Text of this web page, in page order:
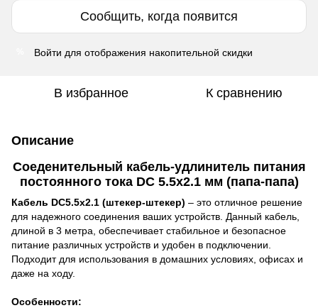
Сообщить, когда появится
Войти для отображения накопительной скидки
В избранное К сравнению
Описание
Соеденительный кабель-удлинитель питания
постоянного тока DC 5.5х2.1 мм (папа-папа)
Кабель DC5.5х2.1 (штекер-штекер) – это отличное решение
для надежного соединения ваших устройств. Данный кабель,
длиной в 3 метра, обеспечивает стабильное и безопасное
питание различных устройств и удобен в подключении.
Подходит для использования в домашних условиях, офисах и
даже на ходу.
Особенности: